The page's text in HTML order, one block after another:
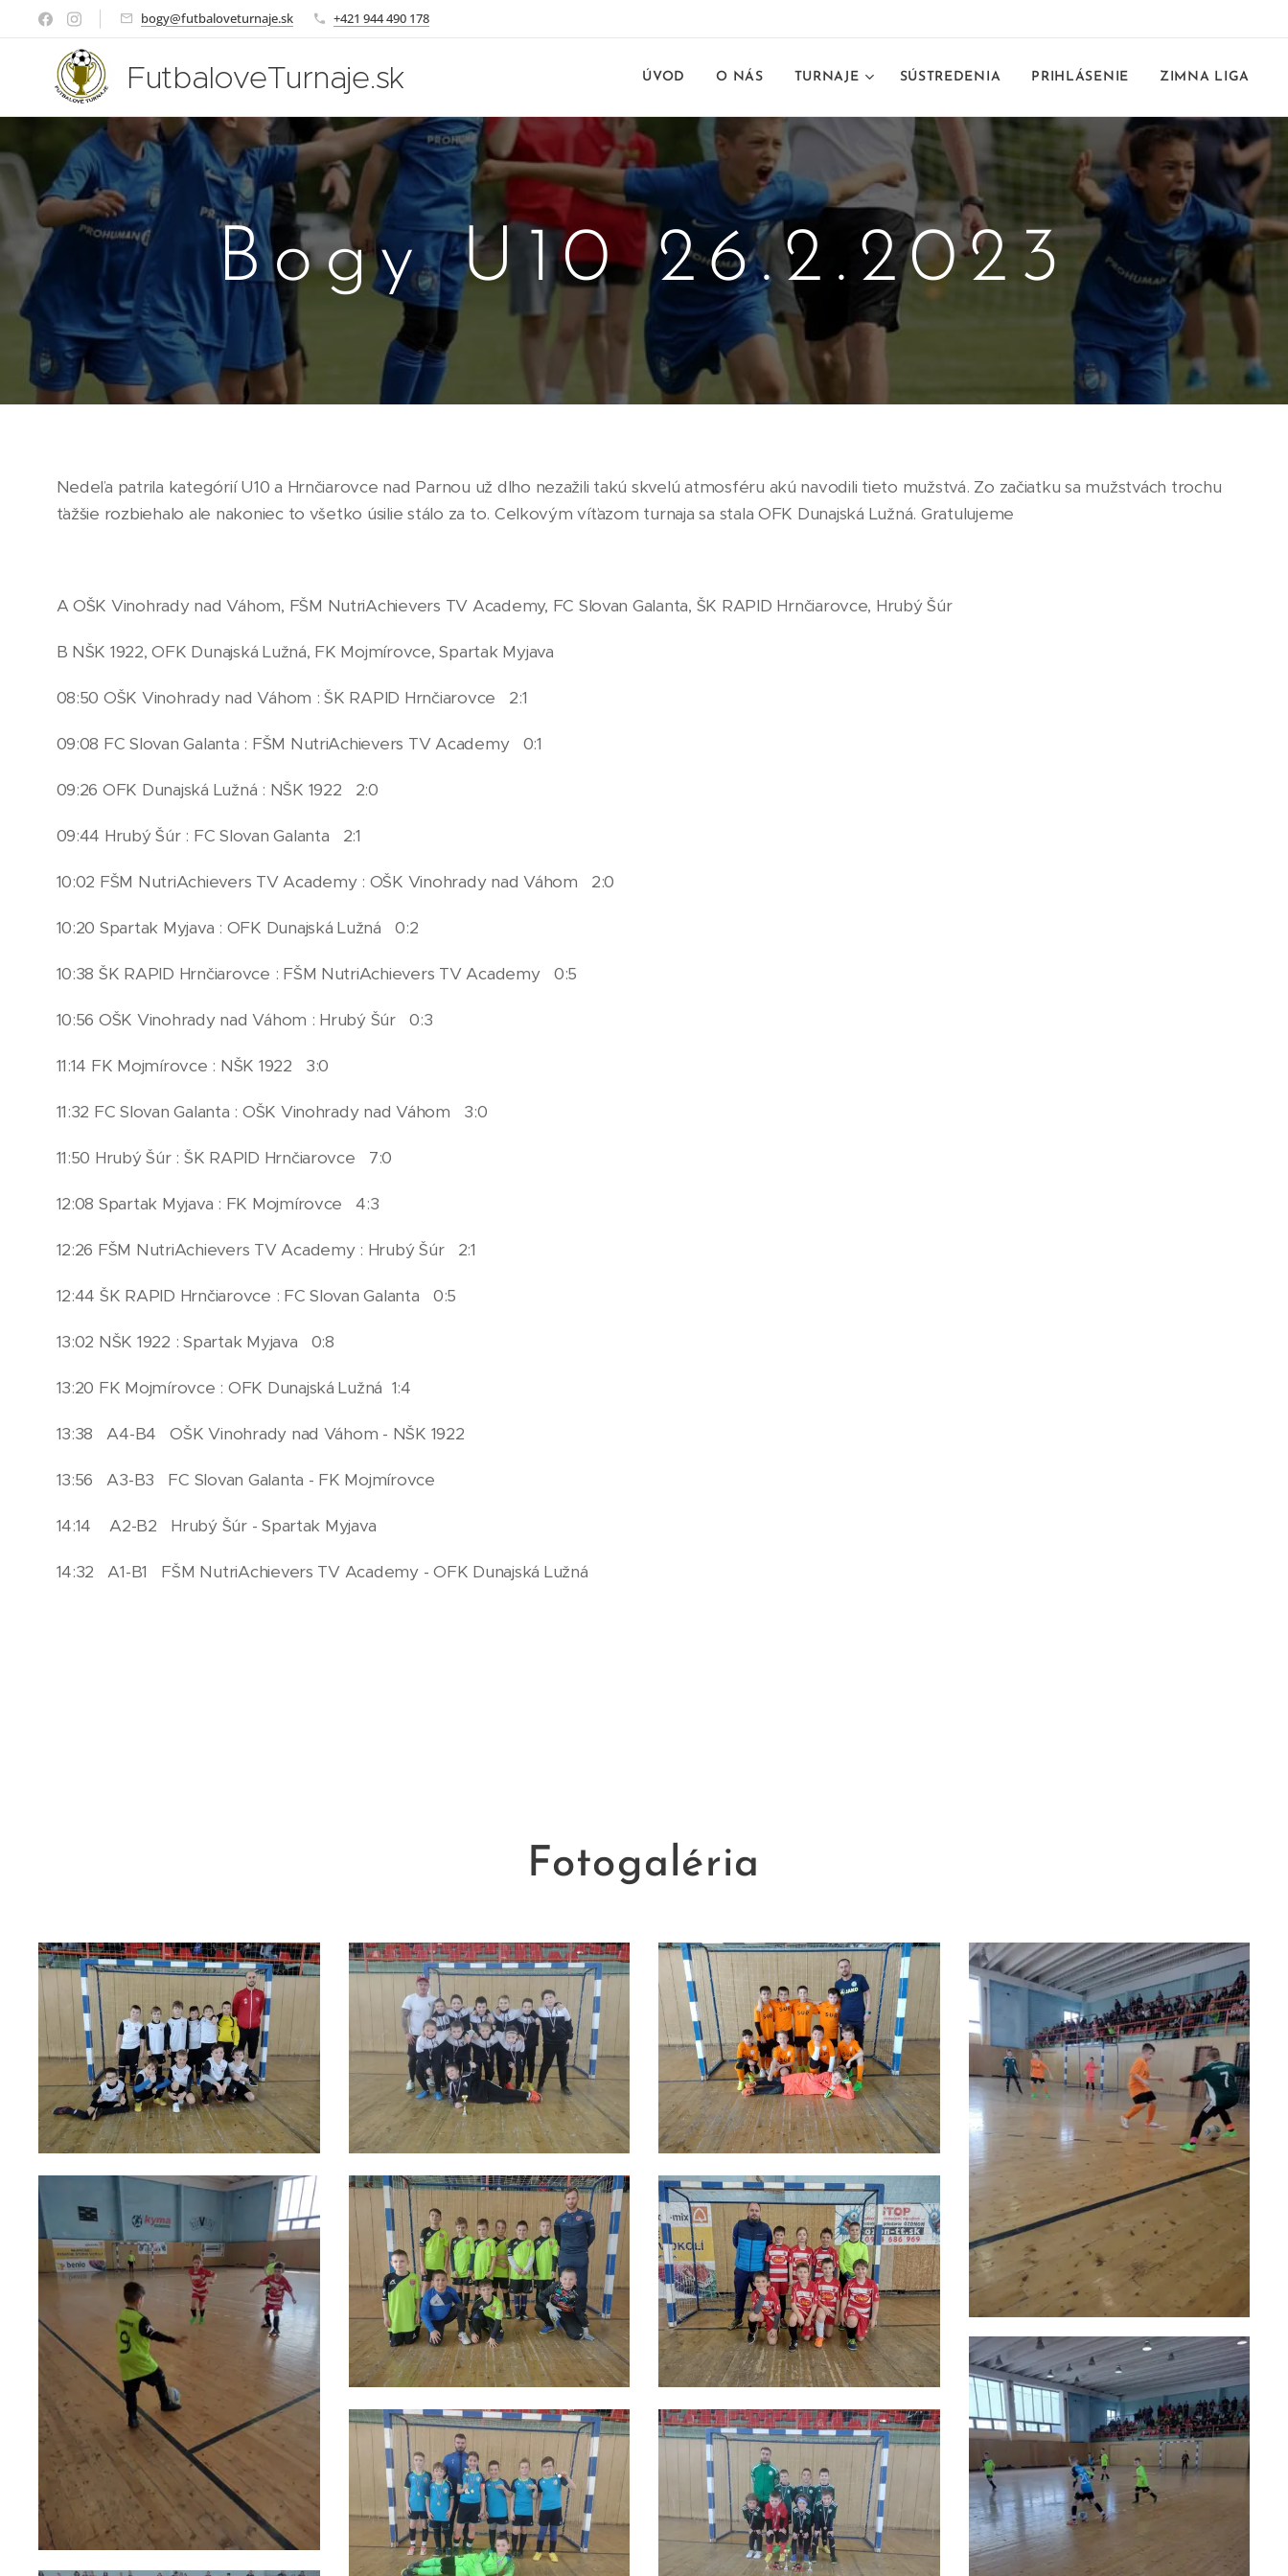
bogy@futbaloveturnaje.sk +421 944 490 178
FutbaloveTurnaje.sk ÚVOD O NÁS TURNAJE SÚSTREDENIA PRIHLÁSENIE ZIMNA LIGA
Bogy U10 26.2.2023
Nedeľa patrila kategórií U10 a Hrnčiarovce nad Parnou už dlho nezažili takú skvelú atmosféru akú navodili tieto mužstvá. Zo začiatku sa mužstvách trochu
ťažšie rozbiehalo ale nakoniec to všetko úsilie stálo za to. Celkovým víťazom turnaja sa stala OFK Dunajská Lužná. Gratulujeme
A OŠK Vinohrady nad Váhom, FŠM NutriAchievers TV Academy, FC Slovan Galanta, ŠK RAPID Hrnčiarovce, Hrubý Šúr
B NŠK 1922, OFK Dunajská Lužná, FK Mojmírovce, Spartak Myjava
08:50 OŠK Vinohrady nad Váhom : ŠK RAPID Hrnčiarovce 2:1
09:08 FC Slovan Galanta : FŠM NutriAchievers TV Academy 0:1
09:26 OFK Dunajská Lužná : NŠK 1922 2:0
09:44 Hrubý Šúr : FC Slovan Galanta 2:1
10:02 FŠM NutriAchievers TV Academy : OŠK Vinohrady nad Váhom 2:0
10:20 Spartak Myjava : OFK Dunajská Lužná 0:2
10:38 ŠK RAPID Hrnčiarovce : FŠM NutriAchievers TV Academy 0:5
10:56 OŠK Vinohrady nad Váhom : Hrubý Šúr 0:3
11:14 FK Mojmírovce : NŠK 1922 3:0
11:32 FC Slovan Galanta : OŠK Vinohrady nad Váhom 3:0
11:50 Hrubý Šúr : ŠK RAPID Hrnčiarovce 7:0
12:08 Spartak Myjava : FK Mojmírovce 4:3
12:26 FŠM NutriAchievers TV Academy : Hrubý Šúr 2:1
12:44 ŠK RAPID Hrnčiarovce : FC Slovan Galanta 0:5
13:02 NŠK 1922 : Spartak Myjava 0:8
13:20 FK Mojmírovce : OFK Dunajská Lužná 1:4
13:38 A4-B4 OŠK Vinohrady nad Váhom - NŠK 1922
13:56 A3-B3 FC Slovan Galanta - FK Mojmírovce
14:14 A2-B2 Hrubý Šúr - Spartak Myjava
14:32 A1-B1 FŠM NutriAchievers TV Academy - OFK Dunajská Lužná
Fotogaléria